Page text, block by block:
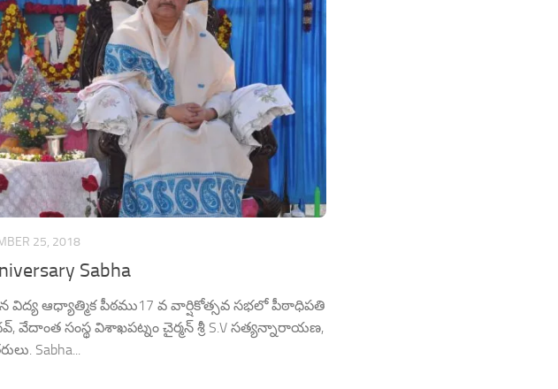
25, 2018
Sabha
విద్య ఆధ్యాత్మిక పీఠము17 వ వార్షికోత్సవ సభలో పీఠాధిపతి
వేదాంత సంస్థ విశాఖపట్నం చైర్మన్ శ్రీ S.V సత్యన్నారాయణ,
Sabha...